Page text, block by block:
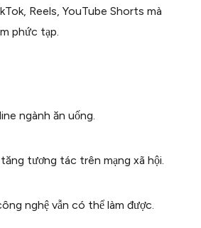
Reels, YouTube Shorts mà
phức tạp.
ngành ăn uống.
tương tác trên mạng xã hội.
nghệ vẫn có thể làm được.